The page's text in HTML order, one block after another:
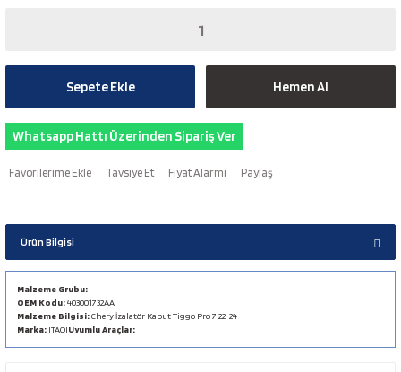
Sepete Ekle Hemen Al
Whatsapp Hattı Üzerinden Sipariş Ver
Tavsiye Et Fiyat Alarmı Paylaş
Ürün Bilgisi
Malzeme Grubu:
OEM Kodu:403001732AA
Malzeme Bilgisi:Chery İzalatör Kaput Tiggo Pro 7 22-24
Marka: ITAQIUyumlu Araçlar: